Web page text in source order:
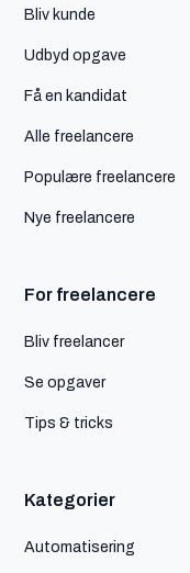
Bliv kunde
Udbyd opgave
Få en kandidat
Alle freelancere
Populære freelancere
Nye freelancere
For freelancere
Bliv freelancer
Se opgaver
Tips & tricks
Kategorier
Automatisering